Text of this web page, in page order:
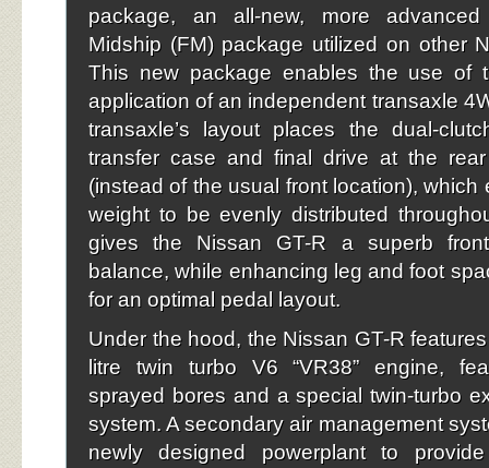
package, an all-new, more
Midship (FM) package utilized on other
This new package enables the use of
application of an independent transaxle
transaxle’s layout places the dual-
transfer case and final drive at the
(instead of the usual front location), which
weight to be evenly distributed
gives the Nissan GT-R a superb
balance, while enhancing leg and foot
for an optimal pedal layout.
Under the hood, the Nissan GT-R
litre twin turbo V6 “VR38” engine,
sprayed bores and a special twin-turbo
system. A secondary air management
newly designed powerplant to provide